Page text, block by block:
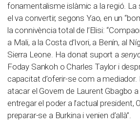
fonamentalisme islàmic a la regió. La
el va convertir, segons Yao, en un
la connivència total de l’Elisi:
a Mali, a la Costa d’Ivori, a Benín, al
Sierra Leone. Ha donat suport a
Foday Sankoh o Charles Taylor i
capacitat d’oferir-se com a mediador.
atacar el Govern de Laurent Gbagbo
entregar el poder a l’actual president,
preparar-se a Burkina i venien d’allà”.